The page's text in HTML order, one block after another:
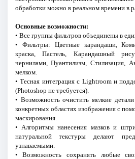
обработки можно в реальном времени в
Основные возможности:
• Все группы фильтров объединены в
• Фильтры: Цветные карандаши,
краска, Пастель, Карандашный
чернилами, Пуантилизм, Стилизация,
мелком.
• Тесная интеграция с Lightroom и
(Photoshop не требуется).
• Возможность очистить мелкие
конкретных областях изображения с
маскирования.
• Алгоритмы нанесения мазков и
натуральной текстуры делают
узнаваемыми.
• Возможность сохранять любые